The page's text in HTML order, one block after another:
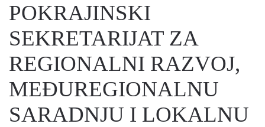
POKRAJINSKI
SEKRETARIJAT ZA
REGIONALNI RAZVOJ,
MEĐUREGIONALNU
SARADNJU I LOKALNU